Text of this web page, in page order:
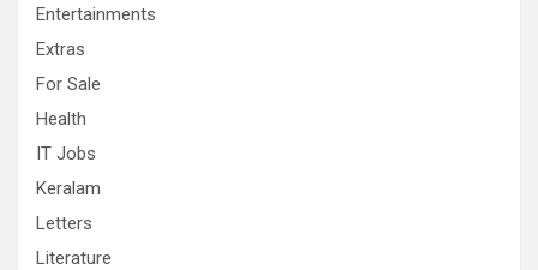
Entertainments
Extras
For Sale
Health
IT Jobs
Keralam
Letters
Literature